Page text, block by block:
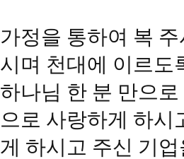
가정을 통하여 복
시며 천대에 이르도
하나님 한 분 만으
으로 사랑하게 하시
게 하시고 주신 기